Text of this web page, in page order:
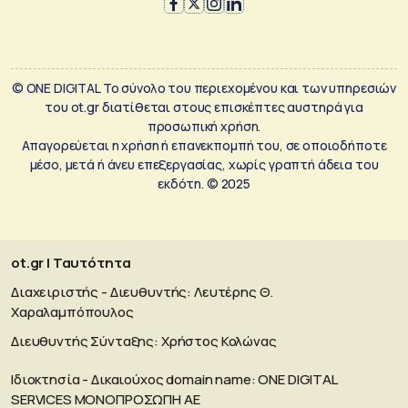
© ONE DIGITAL Το σύνολο του περιεχομένου και των υπηρεσιών
του ot.gr διατίθεται στους επισκέπτες αυστηρά για
προσωπική χρήση.
Απαγορεύεται η χρήση ή επανεκπομπή του, σε οποιοδήποτε
μέσο, μετά ή άνευ επεξεργασίας, χωρίς γραπτή άδεια του
εκδότη. © 2025
ot.gr | Ταυτότητα
Διαχειριστής - Διευθυντής: Λευτέρης Θ.
Χαραλαμπόπουλος
Διευθυντής Σύνταξης: Χρήστος Κολώνας
Ιδιοκτησία - Δικαιούχος domain name: ΟΝΕ DIGITAL
SERVICES MONOΠΡΟΣΩΠΗ ΑΕ